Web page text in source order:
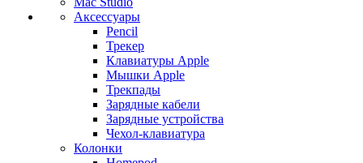
Аксессуары
Pencil
Трекер
Клавиатуры Apple
Мышки Apple
Трекпады
Зарядные кабели
Зарядные устройства
Чехол-клавиатура
Колонки